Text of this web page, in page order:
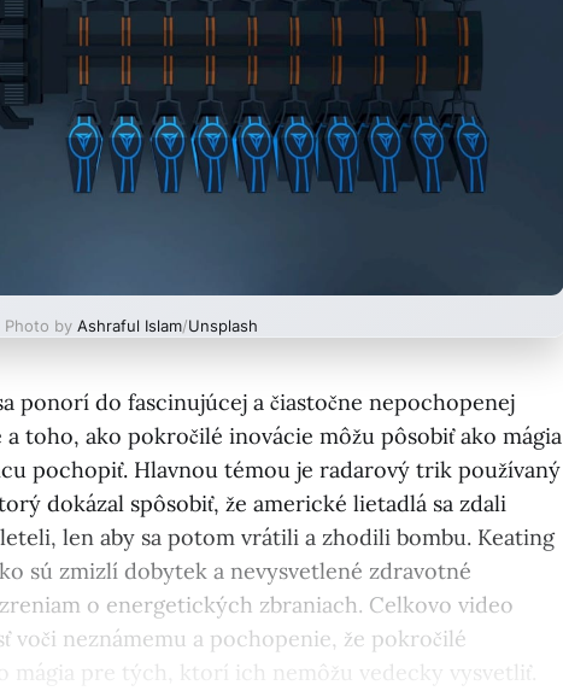
Photo by Ashraful Islam/Unsplash
ponorí do fascinujúcej a čiastočne nepochopenej
toho, ako pokročilé inovácie môžu pôsobiť ako mágia
pochopiť. Hlavnou témou je radarový trik používaný
dokázal spôsobiť, že americké lietadlá sa zdali
len aby sa potom vrátili a zhodili bombu. Keating
sú zmizlí dobytek a nevysvetlené zdravotné
o energetických zbraniach. Celkovo video
voči neznámemu a pochopenie, že pokročilé
mágia pre tých, ktorí ich nemôžu vedecky vysvetliť.